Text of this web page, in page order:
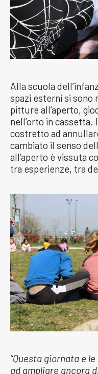
Alla scuola
spazi esterni si
pitture all’aperto,
nell’orto in cassetta.
costretto ad
cambiato il senso
all’aperto è vissuta
tra esperienze, tra
“Questa giornata e
ad ampliare ancora